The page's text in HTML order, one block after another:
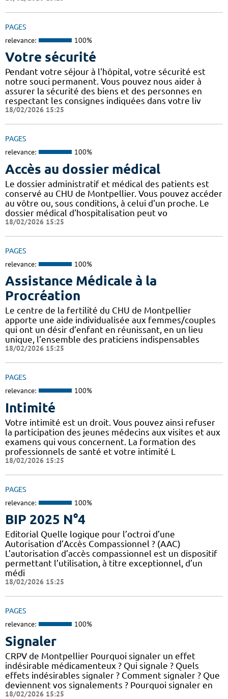
PAGES
relevance: 100%
Votre sécurité
Pendant votre séjour à l'hôpital, votre sécurité est
notre souci permanent. Vous pouvez nous aider à
assurer la sécurité des biens et des personnes en
respectant les consignes indiquées dans votre liv
18/02/2026 15:25
PAGES
relevance: 100%
Accès au dossier médical
Le dossier administratif et médical des patients est
conservé au CHU de Montpellier. Vous pouvez accéder
au vôtre ou, sous conditions, à celui d'un proche. Le
dossier médical d'hospitalisation peut vo
18/02/2026 15:25
PAGES
relevance: 100%
Assistance Médicale à la
Procréation
Le centre de la fertilité du CHU de Montpellier
apporte une aide individualisée aux femmes/couples
qui ont un désir d’enfant en réunissant, en un lieu
unique, l’ensemble des praticiens indispensables
18/02/2026 15:25
PAGES
relevance: 100%
Intimité
Votre intimité est un droit. Vous pouvez ainsi refuser
la participation des jeunes médecins aux visites et aux
examens qui vous concernent. La formation des
professionnels de santé et votre intimité L
18/02/2026 15:25
PAGES
relevance: 100%
BIP 2025 N°4
Editorial Quelle logique pour l’octroi d’une
Autorisation d’Accès Compassionnel ? (AAC)
L’autorisation d’accès compassionnel est un dispositif
permettant l’utilisation, à titre exceptionnel, d’un
médi
18/02/2026 15:25
PAGES
relevance: 100%
Signaler
CRPV de Montpellier Pourquoi signaler un effet
indésirable médicamenteux ? Qui signale ? Quels
effets indésirables signaler ? Comment signaler ? Que
deviennent vos signalements ? Pourquoi signaler en
18/02/2026 15:25